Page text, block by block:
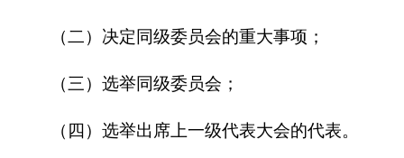
（二）决定同级委员会的重大事项；
（三）选举同级委员会；
（四）选举出席上一级代表大会的代表。